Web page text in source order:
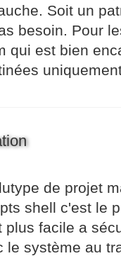
Soit un
besoin. Pour
qui est bien
de projet
shell c'est le
facile a
le système au